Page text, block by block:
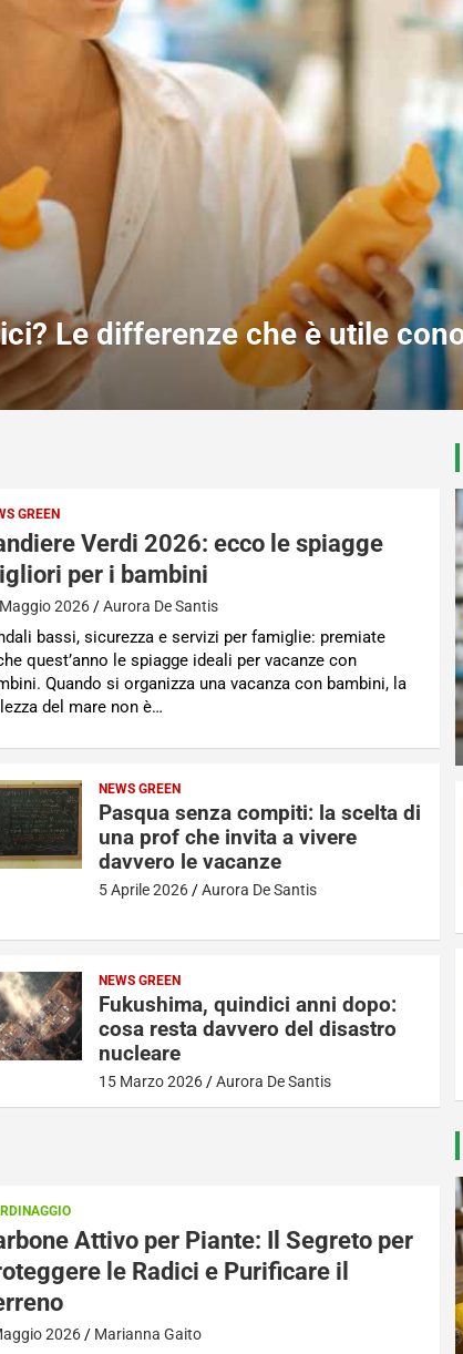
di cambiare per sempre:
GREEN
Verdi 2026: ecco le spiagge
per i bambini
2026 Aurora De Santis
bassi, sicurezza e servizi per famiglie: premiate
quest’anno le spiagge ideali per vacanze con
Quando si organizza una vacanza con bambini, la
del mare non è…
NEWS GREEN
Pasqua senza compiti: la scelta di
una prof che invita a vivere
davvero le vacanze
5 Aprile 2026 Aurora De Santis
NEWS GREEN
Fukushima, quindici anni dopo:
cosa resta davvero del disastro
nucleare
15 Marzo 2026 Aurora De Santis
Attivo per Piante: Il Segreto per
le Radici e Purificare il
2026 Marianna Gaito